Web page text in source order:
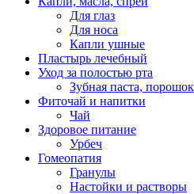
Для глаз
Для носа
Капли ушные
Пластырь лечебный
Уход за полостью рта
Зубная паста, порошок
Фиточай и напитки
Чай
Здоровое питание
Урбеч
Гомеопатия
Гранулы
Настойки и растворы